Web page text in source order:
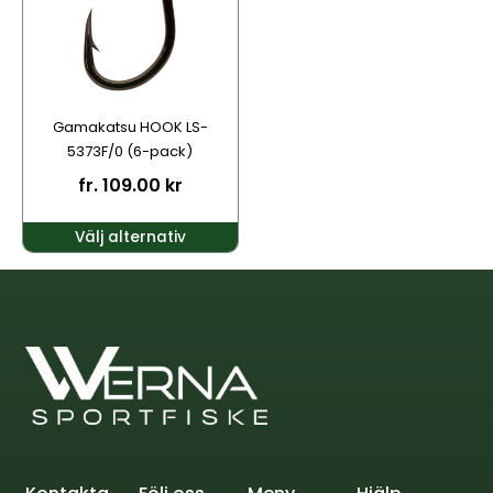
Gamakatsu HOOK LS-
5373F/0 (6-pack)
fr.109.00 kr
Välj alternativ
varianter.
alternativen
produktsidan